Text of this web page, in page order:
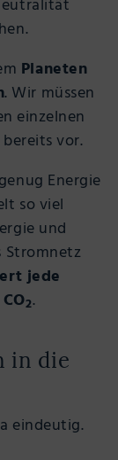
Planeten
. Wir müssen
einzelnen
vor.
Energie
so viel
und
Stromnetz
jede
2.
in die
eindeutig.